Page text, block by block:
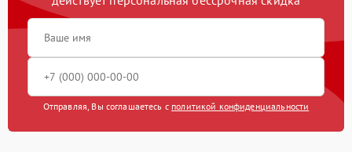
Отправляя, Вы соглашаетесь с политикой конфиденциальности